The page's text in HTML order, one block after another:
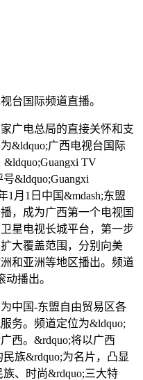
台国际频道直播。
广电总局的直接关怀和支
&ldquo;广西电视台国际
TV
&ldquo;Guangxi
1月1日中国&mdash;东盟
，成为广西第一个电视国
星电视长城平台，第一步
大覆盖范围，分别向美
和亚洲等地区播出。频道
播出。
中国-东盟自由贸易区各
务。频道定位为&ldquo;
西。&rdquo;将以广西
族&rdquo;为名片，凸显
、时尚&rdquo;三大特